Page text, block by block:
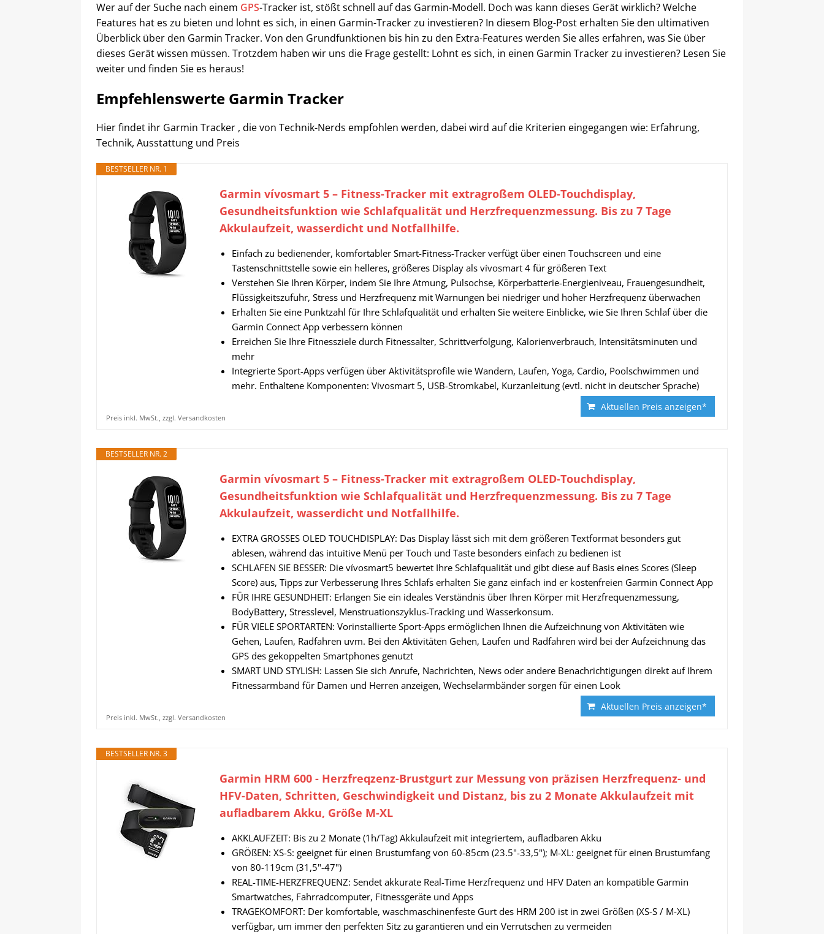
Wer auf der Suche nach einem GPS-Tracker ist, stößt schnell auf das Garmin-Modell. Doch was kann dieses Gerät wirklich? Welche
Features hat es zu bieten und lohnt es sich, in einen Garmin-Tracker zu investieren? In diesem Blog-Post erhalten Sie den ultimativen
Überblick über den Garmin Tracker. Von den Grundfunktionen bis hin zu den Extra-Features werden Sie alles erfahren, was Sie über
dieses Gerät wissen müssen. Trotzdem haben wir uns die Frage gestellt: Lohnt es sich, in einen Garmin Tracker zu investieren? Lesen Sie
weiter und finden Sie es heraus!
Empfehlenswerte Garmin Tracker
Hier findet ihr Garmin Tracker , die von Technik-Nerds empfohlen werden, dabei wird auf die Kriterien eingegangen wie: Erfahrung,
Technik, Ausstattung und Preis
BESTSELLER NR. 1
Garmin vívosmart 5 – Fitness-Tracker mit extragroßem OLED-Touchdisplay,
Gesundheitsfunktion wie Schlafqualität und Herzfrequenzmessung. Bis zu 7 Tage
Akkulaufzeit, wasserdicht und Notfallhilfe.
Einfach zu bedienender, komfortabler Smart-Fitness-Tracker verfügt über einen Touchscreen und eine
Tastenschnittstelle sowie ein helleres, größeres Display als vívosmart 4 für größeren Text
Verstehen Sie Ihren Körper, indem Sie Ihre Atmung, Pulsochse, Körperbatterie-Energieniveau, Frauengesundheit,
Flüssigkeitszufuhr, Stress und Herzfrequenz mit Warnungen bei niedriger und hoher Herzfrequenz überwachen
Erhalten Sie eine Punktzahl für Ihre Schlafqualität und erhalten Sie weitere Einblicke, wie Sie Ihren Schlaf über die
Garmin Connect App verbessern können
Erreichen Sie Ihre Fitnessziele durch Fitnessalter, Schrittverfolgung, Kalorienverbrauch, Intensitätsminuten und
mehr
Integrierte Sport-Apps verfügen über Aktivitätsprofile wie Wandern, Laufen, Yoga, Cardio, Poolschwimmen und
mehr. Enthaltene Komponenten: Vivosmart 5, USB-Stromkabel, Kurzanleitung (evtl. nicht in deutscher Sprache)
Aktuellen Preis anzeigen*
Preis inkl. MwSt., zzgl. Versandkosten
BESTSELLER NR. 2
Garmin vívosmart 5 – Fitness-Tracker mit extragroßem OLED-Touchdisplay,
Gesundheitsfunktion wie Schlafqualität und Herzfrequenzmessung. Bis zu 7 Tage
Akkulaufzeit, wasserdicht und Notfallhilfe.
EXTRA GROSSES OLED TOUCHDISPLAY: Das Display lässt sich mit dem größeren Textformat besonders gut
ablesen, während das intuitive Menü per Touch und Taste besonders einfach zu bedienen ist
SCHLAFEN SIE BESSER: Die vívosmart5 bewertet Ihre Schlafqualität und gibt diese auf Basis eines Scores (Sleep
Score) aus, Tipps zur Verbesserung Ihres Schlafs erhalten Sie ganz einfach ind er kostenfreien Garmin Connect App
FÜR IHRE GESUNDHEIT: Erlangen Sie ein ideales Verständnis über Ihren Körper mit Herzfrequenzmessung,
BodyBattery, Stresslevel, Menstruationszyklus-Tracking und Wasserkonsum.
FÜR VIELE SPORTARTEN: Vorinstallierte Sport-Apps ermöglichen Ihnen die Aufzeichnung von Aktivitäten wie
Gehen, Laufen, Radfahren uvm. Bei den Aktivitäten Gehen, Laufen und Radfahren wird bei der Aufzeichnung das
GPS des gekoppelten Smartphones genutzt
SMART UND STYLISH: Lassen Sie sich Anrufe, Nachrichten, News oder andere Benachrichtigungen direkt auf Ihrem
Fitnessarmband für Damen und Herren anzeigen, Wechselarmbänder sorgen für einen Look
Aktuellen Preis anzeigen*
Preis inkl. MwSt., zzgl. Versandkosten
BESTSELLER NR. 3
Garmin HRM 600 - Herzfreqzenz-Brustgurt zur Messung von präzisen Herzfrequenz- und
HFV-Daten, Schritten, Geschwindigkeit und Distanz, bis zu 2 Monate Akkulaufzeit mit
aufladbarem Akku, Größe M-XL
AKKLAUFZEIT: Bis zu 2 Monate (1h/Tag) Akkulaufzeit mit integriertem, aufladbaren Akku
GRÖßEN: XS-S: geeignet für einen Brustumfang von 60-85cm (23.5"-33,5"); M-XL: geeignet für einen Brustumfang
von 80-119cm (31,5"-47")
REAL-TIME-HERZFREQUENZ: Sendet akkurate Real-Time Herzfrequenz und HFV Daten an kompatible Garmin
Smartwatches, Fahrradcomputer, Fitnessgeräte und Apps
TRAGEKOMFORT: Der komfortable, waschmaschinenfeste Gurt des HRM 200 ist in zwei Größen (XS-S / M-XL)
verfügbar, um immer den perfekten Sitz zu garantieren und ein Verrutschen zu vermeiden